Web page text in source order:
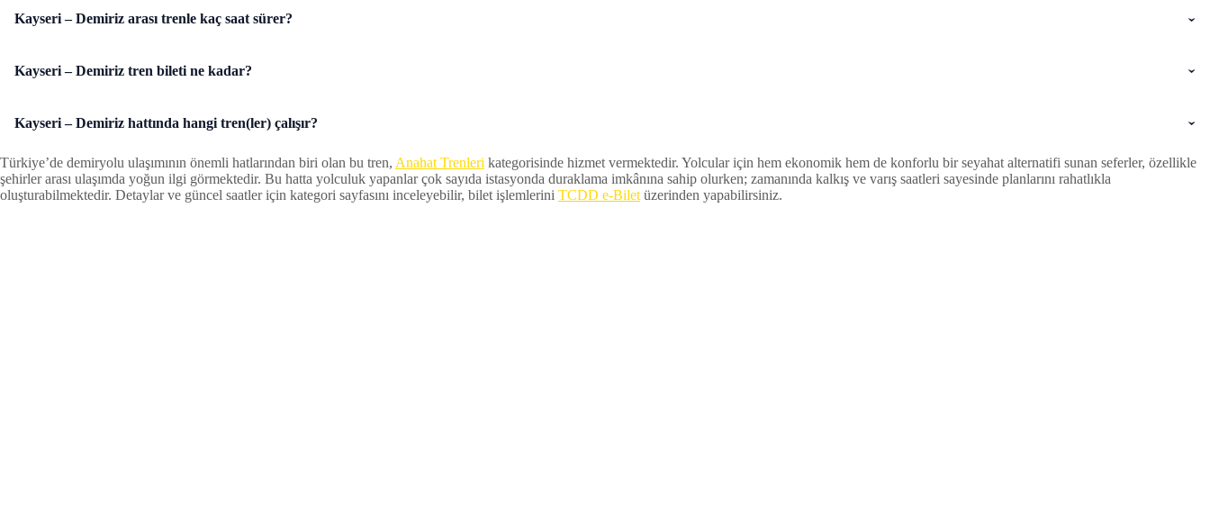
Kayseri – Demiriz arası trenle kaç saat sürer?
Kayseri – Demiriz tren bileti ne kadar?
Kayseri – Demiriz hattında hangi tren(ler) çalışır?
Türkiye’de demiryolu ulaşımının önemli hatlarından biri olan bu tren, Anahat Trenleri kategorisinde hizmet vermektedir. Yolcular için hem ekonomik hem de konforlu bir seyahat alternatifi sunan seferler, özellikle
şehirler arası ulaşımda yoğun ilgi görmektedir. Bu hatta yolculuk yapanlar çok sayıda istasyonda duraklama imkânına sahip olurken; zamanında kalkış ve varış saatleri sayesinde planlarını rahatlıkla
oluşturabilmektedir. Detaylar ve güncel saatler için kategori sayfasını inceleyebilir, bilet işlemlerini TCDD e-Bilet üzerinden yapabilirsiniz.